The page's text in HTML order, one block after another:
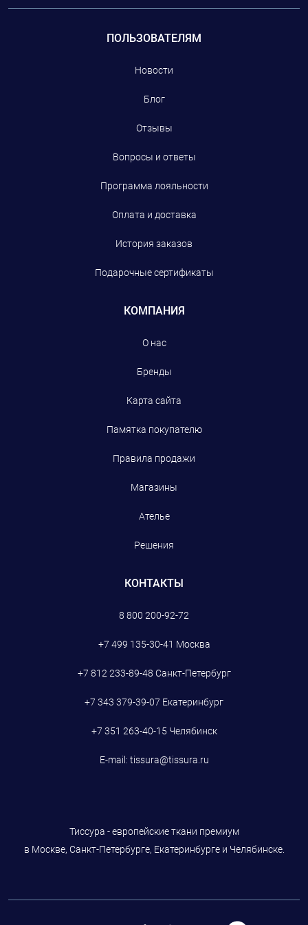
ПОЛЬЗОВАТЕЛЯМ
Новости
Блог
Отзывы
Вопросы и ответы
Программа лояльности
Оплата и доставка
История заказов
Подарочные сертификаты
КОМПАНИЯ
О нас
Бренды
Карта сайта
Памятка покупателю
Правила продажи
Магазины
Ателье
Решения
КОНТАКТЫ
8 800 200-92-72
+7 499 135-30-41 Москва
+7 812 233-89-48 Санкт-Петербург
+7 343 379-39-07 Екатеринбург
+7 351 263-40-15 Челябинск
E-mail: tissura@tissura.ru
Тиссура - европейские ткани премиум
в Москве, Санкт-Петербурге, Екатеринбурге и Челябинске.